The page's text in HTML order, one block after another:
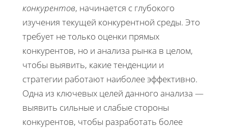
конкурентов, начинается с глубокого
изучения текущей конкурентной среды. Это
требует не только оценки прямых
конкурентов, но и анализа рынка в целом,
чтобы выявить, какие тенденции и
стратегии работают наиболее эффективно.
Одна из ключевых целей данного анализа —
выявить сильные и слабые стороны
конкурентов, чтобы разработать более